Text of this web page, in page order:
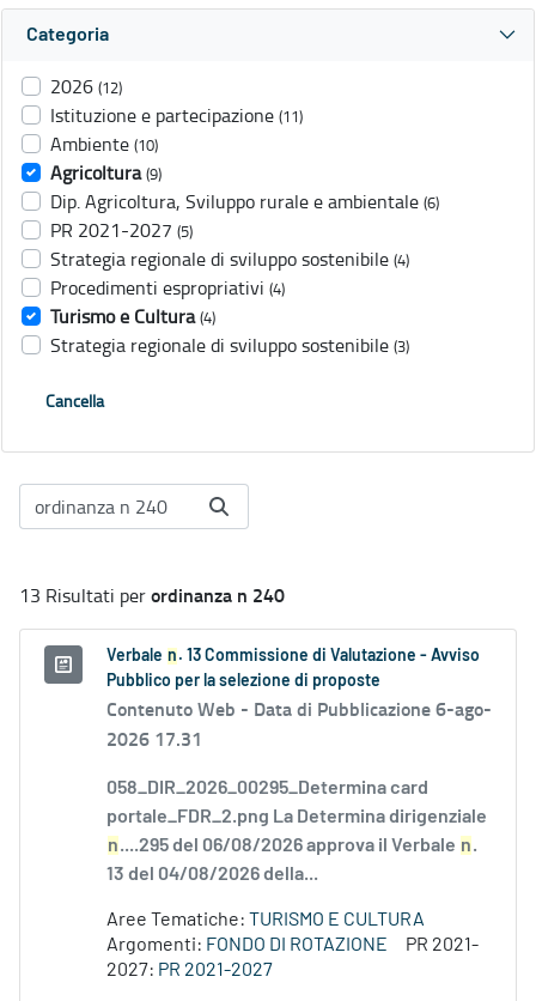
Categoria
2026 (12)
Istituzione e partecipazione (11)
Ambiente (10)
Agricoltura (9)
Dip. Agricoltura, Sviluppo rurale e ambientale (6)
PR 2021-2027 (5)
Strategia regionale di sviluppo sostenibile (4)
Procedimenti espropriativi (4)
Turismo e Cultura (4)
Strategia regionale di sviluppo sostenibile (3)
Cancella
13 Risultati perordinanza n 240
Verbale n . 13 Commissione di Valutazione - Avviso
Pubblico per la selezione di proposte
Contenuto Web - Data di Pubblicazione 6-ago-
2026 17.31
058_DIR_2026_00295_Determina card
portale_FDR_2.png La Determina dirigenziale
n....295 del 06/08/2026 approva il Verbale n.
13 del 04/08/2026 della...
Aree Tematiche: TURISMO E CULTURA
Argomenti: FONDO DI ROTAZIONE
PR 2021-
2027: PR 2021-2027